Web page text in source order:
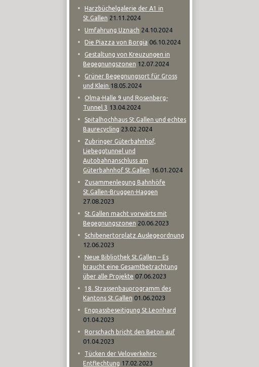
Harzbüchelgalerie der A1 in
St.Gallen 21.11.2024
Umfahrung Uznach 24.10.2024
Die Piazza von Borgia 06.10.2024
Gestaltung von Kreuzungen in
Begegnungszonen 12.07.2024
Grüner Begegnungsort für Gross
und Klein 18.05.2024
Olma-Halle 9 und Rosenberg-
Tunnel 3 13.04.2024
Spitalhochhaus St.Gallen und echtes
Baurecycling 23.02.2024
Zubringer Güterbahnhof,
Liebeggtunnel und
Autobahnanschluss am
Güterbahnhof St.Gallen 16.01.2024
Zusammenlegung Bahnhöfe
St.Gallen-Bruggen-Haggen
27.08.2023
St.Gallen macht vorwärts mit
Begegnungszonen 20.06.2023
Schibenertorplatz Auslegeordnung
12.06.2023
Neue Bibliothek St.Gallen – Es
braucht eine Gesamtbetrachtung
über alle Projekte 07.06.2023
18. Strassenbauprogramm des
Kantons St.Gallen 01.06.2023
Engpassbeseitigung St.Leonhard
01.04.2023
Rorschach bricht den Beton auf
01.04.2023
Tücken der Veloverkehrs-
Entflechtung 17.02.2023